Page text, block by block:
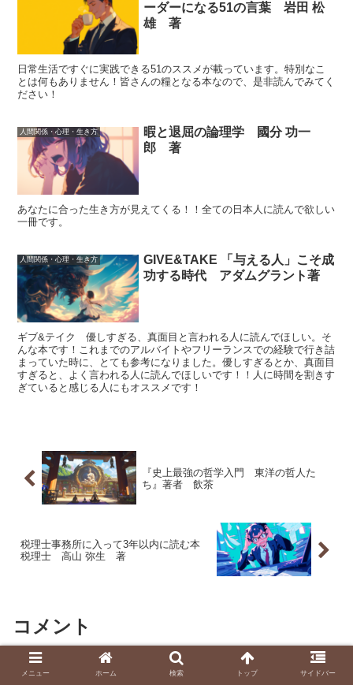
ーダーになる51の言葉 岩田 松
雄 著
日常生活ですぐに実践できる51のススメが載っています。特別なこ
とは何もありません！皆さんの糧となる本なので、是非読んでみてく
ださい！
人間関係・心理・生き方
暇と退屈の論理学 國分 功一
郎 著
あなたに合った生き方が見えてくる！！全ての日本人に読んで欲しい
一冊です。
人間関係・心理・生き方
GIVE&TAKE 「与える人」こそ成
功する時代 アダムグラント著
ギブ&テイク 優しすぎる、真面目と言われる人に読んでほしい。そ
んな本です！これまでのアルバイトやフリーランスでの経験で行き詰
まっていた時に、とても参考になりました。優しすぎるとか、真面目
すぎると、よく言われる人に読んでほしいです！！人に時間を割きす
ぎていると感じる人にもオススメです！
『史上最強の哲学入門 東洋の哲人た
ち』著者 飲茶
税理士事務所に入って3年以内に読む本
税理士 高山 弥生 著
コメント
コメントを書き込む
メニュー ホーム 検索 トップ サイドバー